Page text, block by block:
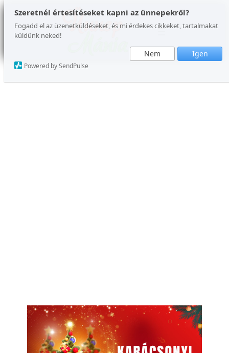
Szeretnél értesítéseket kapni az ünnepekről?
Fogadd el az üzenetküldéseket, és mi érdekes cikkeket, tartalmakat
küldünk neked!
Nem Igen
Powered by SendPulse
Ugrás
tartalomhoz